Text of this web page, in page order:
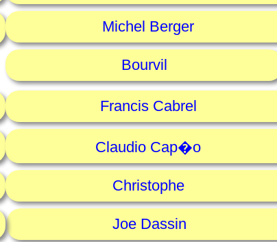
Michel Berger
Bourvil
Francis Cabrel
Claudio Cap�o
Christophe
Joe Dassin